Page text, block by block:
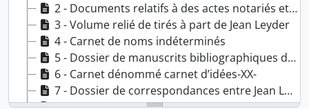
2 - Documents relatifs à des actes notariés et de construction
3 - Volume relié de tirés à part de Jean Leyder
4 - Carnet de noms indéterminés
5 - Dossier de manuscrits bibliographiques de Jean Leyder
6 - Carnet dénommé carnet d’idées-XX-
7 - Dossier de correspondances entre Jean Leyder et le Général George Moulaert